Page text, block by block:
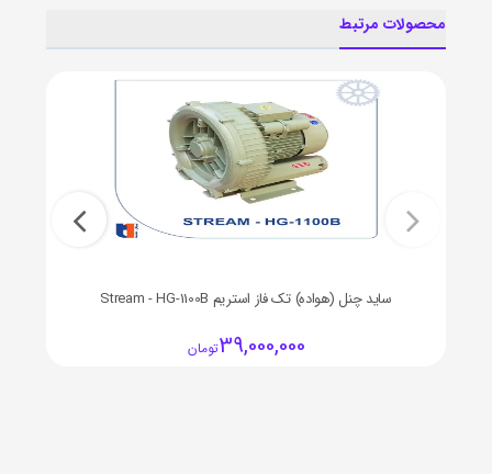
محصولات مرتبط
ساید چنل (هواده) تک فاز استریم Stream - HG-1100B
39,000,000تومان